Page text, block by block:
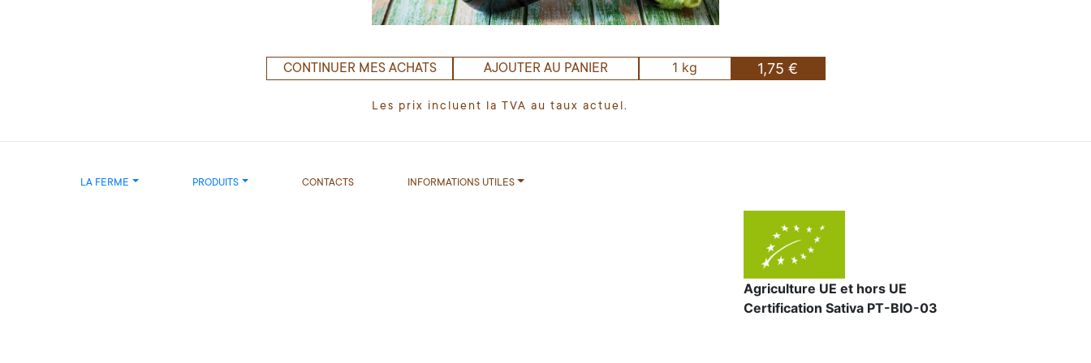
CONTINUER MES ACHATS AJOUTER AU PANIER 1 kg 1,75 €
Les prix incluent la TVA au taux actuel.
LA FERME PRODUITS CONTACTS INFORMATIONS UTILES
Agriculture UE et hors UE
Certification Sativa PT-BIO-03